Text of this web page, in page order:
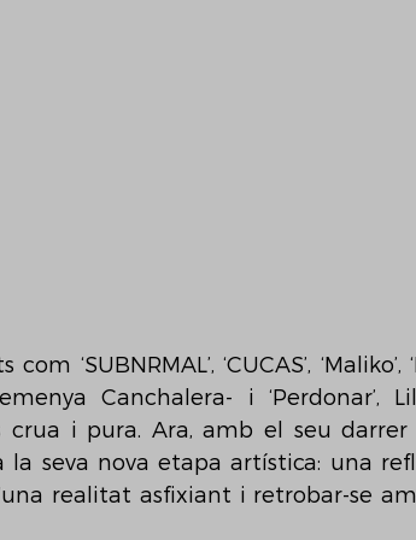
‘SUBNRMAL’, ‘CUCAS’, ‘Maliko’,
Canchalera- i ‘Perdonar’,
i pura. Ara, amb el seu darrer
la seva nova etapa artística: una
realitat asfixiant i retrobar-se